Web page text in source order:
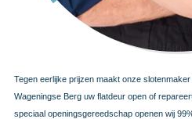
Tegen eerlijke prijzen maakt onze
Wageningse Berg uw flatdeur open of
speciaal openingsgereedschap openen wij